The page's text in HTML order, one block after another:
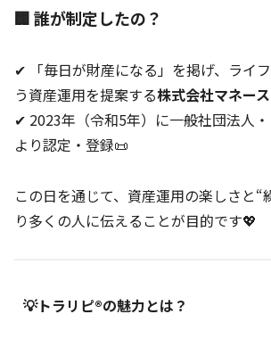
🏢 誰が制定したの？
✔ 「毎日が財産になる」を掲げ、ライ
う資産運用を提案する株式会社マネー
✔ 2023年（令和5年）に一般社団法人
より認定・登録📜
この日を通じて、資産運用の楽しさと“
り多くの人に伝えることが目的です💖
💡トラリピ®の魅力とは？